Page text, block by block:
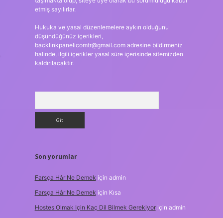
etmiş sayılırlar.
Hukuka ve yasal düzenlemelere aykırı olduğunu
düşündüğünüz içerikleri,
backlinkpanelicomtr@gmail.comadresine bildirmeniz
halinde, ilgili içerikler yasal süre içerisinde sitemizden
kaldırılacaktır.
Son yorumlar
Farsça Hâr Ne Demek için admin
Farsça Hâr Ne Demek için Kısa
Hostes Olmak Için Kaç Dil Bilmek Gerekiyoriçin admin